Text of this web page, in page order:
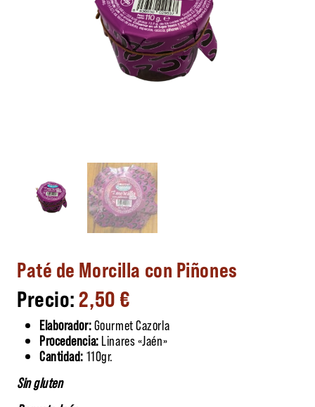
Paté de Morcilla con Piñones
2,50€
Elaborador:Gourmet Cazorla
Procedencia: Linares «Jaén»
Cantidad: 110gr.
Sin gluten